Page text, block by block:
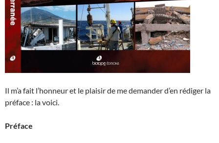
Il m’a fait l’honneur et le plaisir de me demander d’en rédiger la
préface : la voici.
Préface